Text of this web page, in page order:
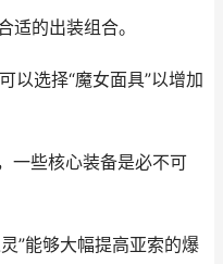
适的出装组合。
以选择“魔女面具”以增加
一些核心装备是必不可
”能够大幅提高亚索的爆